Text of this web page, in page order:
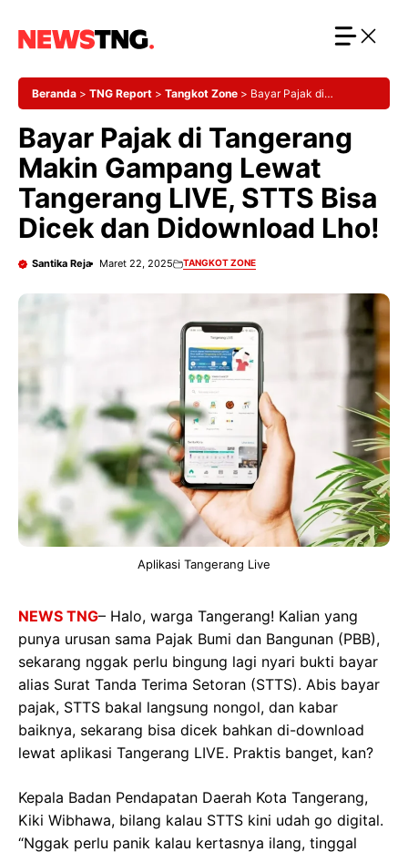
Beranda > TNG Report > Tangkot Zone > Bayar Pajak di
Dicek dan Didownload Lho!
Bayar Pajak di Tangerang
Makin Gampang Lewat
Tangerang LIVE, STTS Bisa
Dicek dan Didownload Lho!
Santika Reja Maret 22, 2025 TANGKOT ZONE
Aplikasi Tangerang Live
NEWS TNG– Halo, warga Tangerang! Kalian yang
punya urusan sama Pajak Bumi dan Bangunan (PBB),
sekarang nggak perlu bingung lagi nyari bukti bayar
alias Surat Tanda Terima Setoran (STTS). Abis bayar
pajak, STTS bakal langsung nongol, dan kabar
baiknya, sekarang bisa dicek bahkan di-download
lewat aplikasi Tangerang LIVE. Praktis banget, kan?
Kepala Badan Pendapatan Daerah Kota Tangerang,
Kiki Wibhawa, bilang kalau STTS kini udah go digital.
“Nggak perlu panik kalau kertasnya ilang, tinggal